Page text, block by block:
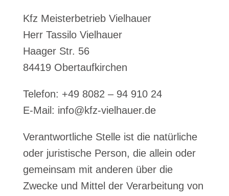
Kfz Meisterbetrieb Vielhauer
Herr Tassilo Vielhauer
Haager Str. 56
84419 Obertaufkirchen
Telefon: +49 8082 – 94 910 24
E-Mail: info@kfz-vielhauer.de
Verantwortliche Stelle ist die natürliche
oder juristische Person, die allein oder
gemeinsam mit anderen über die
Zwecke und Mittel der Verarbeitung von